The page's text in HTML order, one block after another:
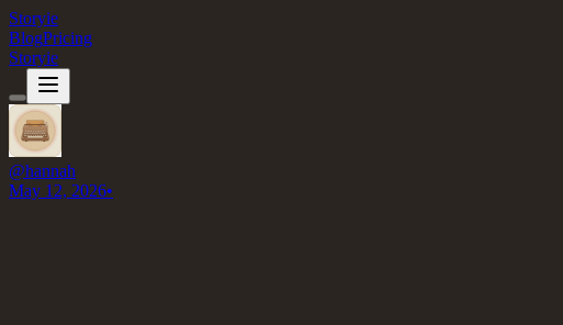
Storyie
BlogPricing
Storyie
@hannah
May 12, 2026•